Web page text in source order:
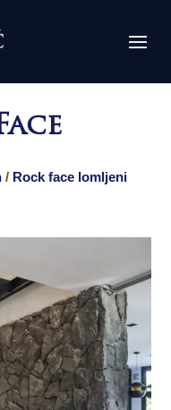
/ Rock face lomljeni